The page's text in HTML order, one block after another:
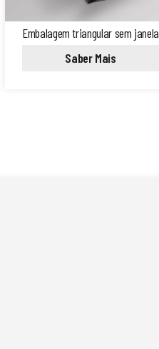
Embalagem triangular sem janela
Saber Mais